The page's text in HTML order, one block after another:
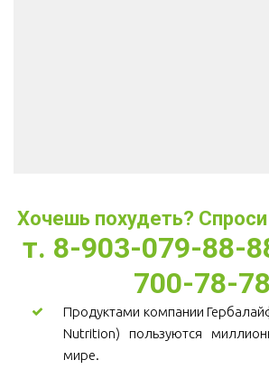
Хочешь похудеть?
т. 8-903-079-88-
700-78-78
Продуктами компании
Nutrition) пользуются
мире.